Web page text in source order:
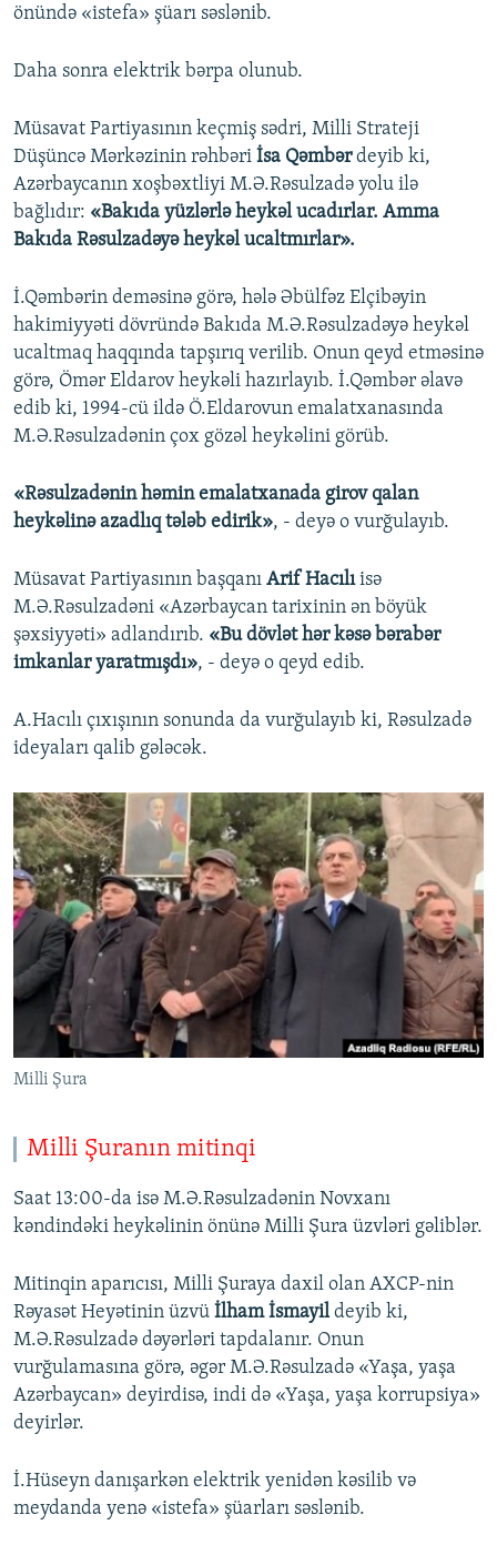
önündə «istefa» şüarı səslənib.
Daha sonra elektrik bərpa olunub.
Müsavat Partiyasının keçmiş sədri, Milli Strateji
Düşüncə Mərkəzinin rəhbəri İsa Qəmbərdeyib ki,
Azərbaycanın xoşbəxtliyi M.Ə.Rəsulzadə yolu ilə
bağlıdır: «Bakıda yüzlərlə heykəl ucadırlar. Amma
Bakıda Rəsulzadəyə heykəl ucaltmırlar».
İ.Qəmbərin deməsinə görə, hələ Əbülfəz Elçibəyin
hakimiyyəti dövründə Bakıda M.Ə.Rəsulzadəyə heykəl
ucaltmaq haqqında tapşırıq verilib. Onun qeyd etməsinə
görə, Ömər Eldarov heykəli hazırlayıb. İ.Qəmbər əlavə
edib ki, 1994-cü ildə Ö.Eldarovun emalatxanasında
M.Ə.Rəsulzadənin çox gözəl heykəlini görüb.
«Rəsulzadənin həmin emalatxanada girov qalan
heykəlinə azadlıq tələb edirik», - deyə o vurğulayıb.
Müsavat Partiyasının başqanı Arif Hacılıisə
M.Ə.Rəsulzadəni «Azərbaycan tarixinin ən böyük
şəxsiyyəti» adlandırıb. ​ «Bu dövlət hər kəsə bərabər
imkanlar yaratmışdı», - deyə o qeyd edib.
A.Hacılı çıxışının sonunda da vurğulayıb ki, Rəsulzadə
ideyaları qalib gələcək.
Milli Şura
Milli Şuranın mitinqi
Saat 13:00-da isə M.Ə.Rəsulzadənin Novxanı
kəndindəki heykəlinin önünə Milli Şura üzvləri gəliblər.
Mitinqin aparıcısı, Milli Şuraya daxil olan AXCP-nin
Rəyasət Heyətinin üzvü İlham İsmayildeyib ki,
M.Ə.Rəsulzadə dəyərləri tapdalanır. Onun
vurğulamasına görə, əgər M.Ə.Rəsulzadə «Yaşa, yaşa
Azərbaycan» deyirdisə, indi də «Yaşa, yaşa korrupsiya»
deyirlər.
İ.Hüseyn danışarkən elektrik yenidən kəsilib və
meydanda yenə «istefa» şüarları səslənib.